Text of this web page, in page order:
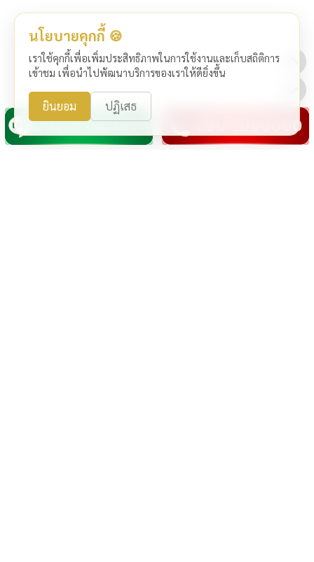
นโยบายคุกกี้ 🍪
เราใช้คุกกี้เพื่อเพิ่มประสิทธิภาพในการใช้งานและเก็บสถิติการ
เข้าชม เพื่อนำไปพัฒนาบริการของเราให้ดียิ่งขึ้น
ยินยอม ปฏิเสธ